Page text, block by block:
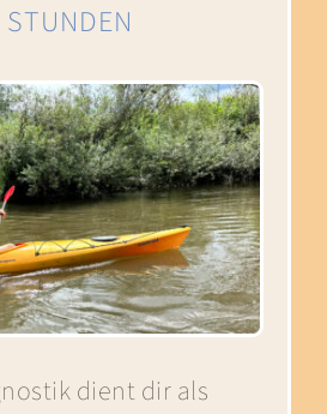
dient dir als